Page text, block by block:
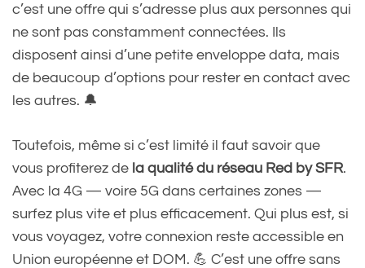
c’est une offre qui s’adresse plus aux personnes qui
ne sont pas constamment connectées. Ils
disposent ainsi d’une petite enveloppe data, mais
de beaucoup d’options pour rester en contact avec
les autres. 🔔
Toutefois, même si c’est limité il faut savoir que
vous profiterez de la qualité du réseau Red by SFR.
Avec la 4G — voire 5G dans certaines zones —
surfez plus vite et plus efficacement. Qui plus est, si
vous voyagez, votre connexion reste accessible en
Union européenne et DOM. 💪 C’est une offre sans